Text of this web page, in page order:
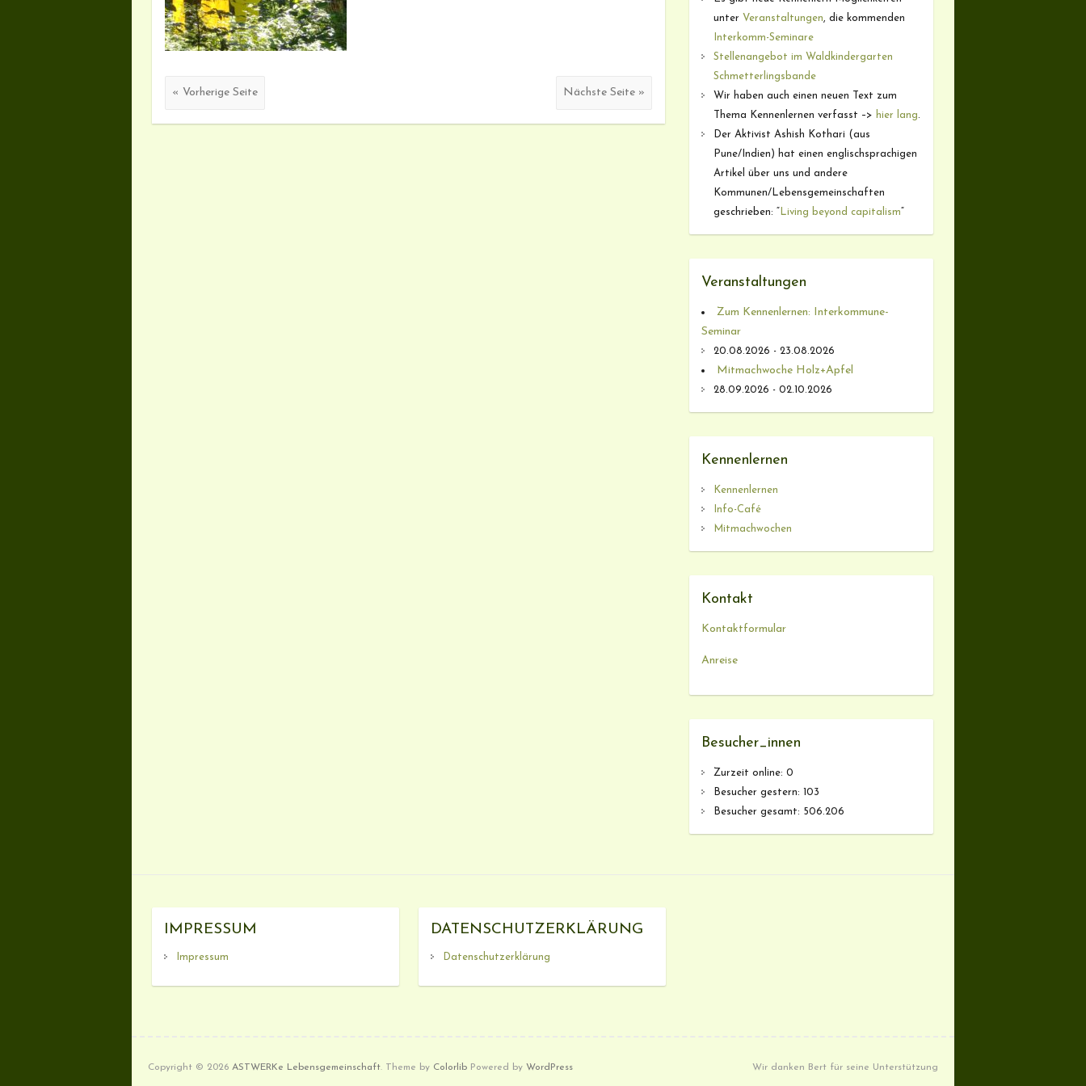
« Vorherige Seite Nächste Seite »
unter Veranstaltungen, die kommenden
Interkomm-Seminare
Stellenangebot im Waldkindergarten
Schmetterlingsbande
Wir haben auch einen neuen Text zum
Thema Kennenlernen verfasst –> hier lang.
Der Aktivist Ashish Kothari (aus
Pune/Indien) hat einen englischsprachigen
Artikel über uns und andere
Kommunen/Lebensgemeinschaften
geschrieben: “Living beyond capitalism“
Veranstaltungen
Zum Kennenlernen: Interkommune-
Seminar
20.08.2026 - 23.08.2026
Mitmachwoche Holz+Apfel
28.09.2026 - 02.10.2026
Kennenlernen
Kennenlernen
Info-Café
Mitmachwochen
Kontakt
Kontaktformular
Anreise
Besucher_innen
Zurzeit online: 0
Besucher gestern: 103
Besucher gesamt: 506.206
IMPRESSUM
Impressum
DATENSCHUTZERKLÄRUNG
Datenschutzerklärung
Copyright © 2026 ASTWERKe Lebensgemeinschaft. Theme by Colorlib Powered by WordPress Wir danken Bert für seine Unterstützung